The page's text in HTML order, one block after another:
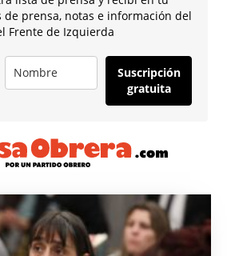
de prensa, notas e información del
Frente de Izquierda
Suscripción
gratuita